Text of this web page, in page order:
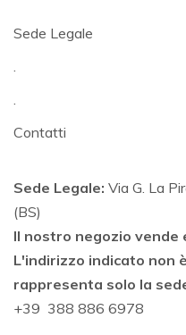
Sede Legale
.
.
Contatti
Sede Legale: Via G. La
(BS)
Il nostro negozio vende
L'indirizzo indicato non
rappresenta solo la
+39 388 886 6978